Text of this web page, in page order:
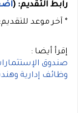
رابط التقديم: (
* آخر موعد للتقديم: 8 يونيو 2022م.
إقرأ أيضا :
وظائف إدارية